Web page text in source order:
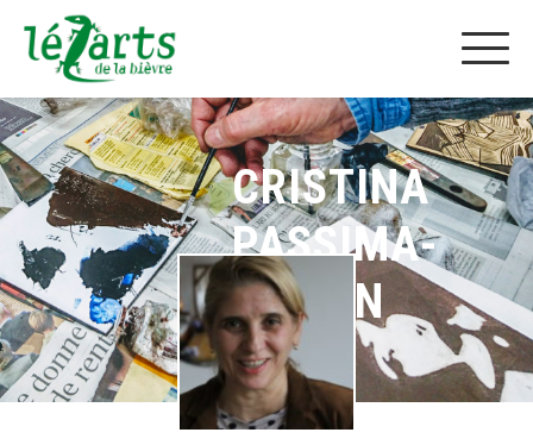
CRISTINA
PASSIMA-
TRIFON